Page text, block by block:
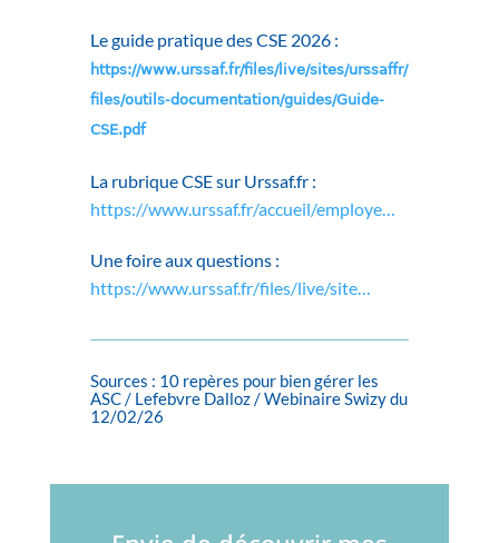
Le guide pratique des CSE 2026 :
https://www.urssaf.fr/files/live/sites/urssaffr/
files/outils-documentation/guides/Guide-
CSE.pdf
La rubrique CSE sur Urssaf.fr :
https://www.urssaf.fr/accueil/employe…
Une foire aux questions :
https://www.urssaf.fr/files/live/site…
Sources : 10 repères pour bien gérer les
ASC / Lefebvre Dalloz / Webinaire Swizy du
12/02/26